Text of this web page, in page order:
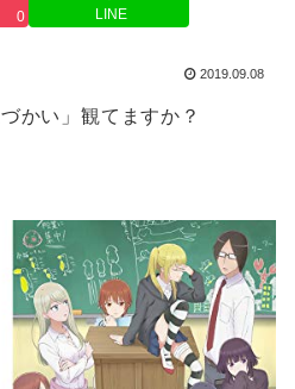
0 LINE
2019.09.08
かい」観てますか？